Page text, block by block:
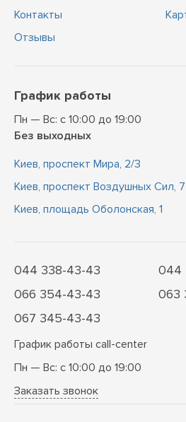
Контакты
Отзывы
График работы
Пн — Вс: с 10:00 до 19:00
Без выходных
Киев, проспект Мира, 2/3
Киев, проспект Воздушных Сил, 7
Киев, площадь Оболонская, 1
044 338-43-43
044
066 354-43-43
063
067 345-43-43
График работы call-center
Пн — Вс: с 10:00 до 19:00
Заказать звонок